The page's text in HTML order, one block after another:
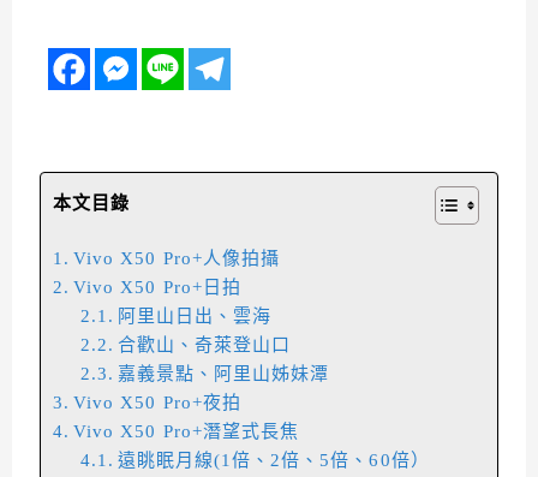
本文目錄
Vivo X50 Pro+人像拍攝
Vivo X50 Pro+日拍
阿里山日出、雲海
合歡山、奇萊登山口
嘉義景點、阿里山姊妹潭
Vivo X50 Pro+夜拍
Vivo X50 Pro+潛望式長焦
遠眺眠月線(1倍、2倍、5倍、60倍）